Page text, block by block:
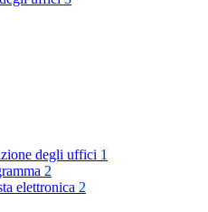
degli uffici 1
2
elettronica 2